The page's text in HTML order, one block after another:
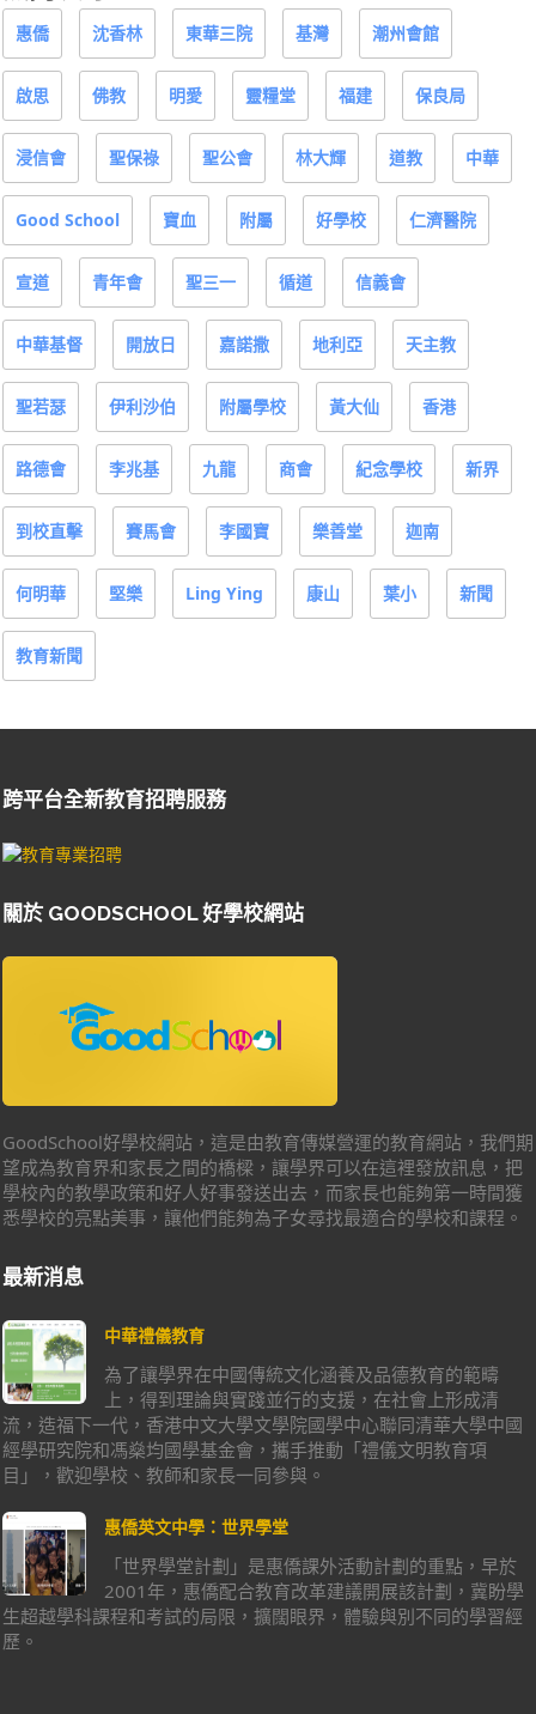
惠僑 沈香林 東華三院 基灣 潮州會館
啟思 佛教 明愛 靈糧堂 福建 保良局
浸信會 聖保祿 聖公會 林大輝 道教 中華
Good School 寶血 附屬 好學校 仁濟醫院
宣道 青年會 聖三一 循道 信義會
中華基督 開放日 嘉諾撒 地利亞 天主教
聖若瑟 伊利沙伯 附屬學校 黃大仙 香港
路德會 李兆基 九龍 商會 紀念學校 新界
到校直擊 賽馬會 李國寶 樂善堂 迦南
何明華 堅樂 Ling Ying 康山 葉小 新聞
教育新聞
跨平台全新教育招聘服務
關於 GOODSCHOOL 好學校網站
GoodSchool好學校網站，這是由教育傳媒營運的教育網站，我們期
望成為教育界和家長之間的橋樑，讓學界可以在這裡發放訊息，把
學校內的教學政策和好人好事發送出去，而家長也能夠第一時間獲
悉學校的亮點美事，讓他們能夠為子女尋找最適合的學校和課程。
最新消息
中華禮儀教育
為了讓學界在中國傳統文化涵養及品德教育的範疇
上，得到理論與實踐並行的支援，在社會上形成清
流，造福下一代，香港中文大學文學院國學中心聯同清華大學中國
經學研究院和馮燊均國學基金會，攜手推動「禮儀文明教育項
目」，歡迎學校、教師和家長一同參與。
惠僑英文中學：世界學堂
「世界學堂計劃」是惠僑課外活動計劃的重點，早於
2001年，惠僑配合教育改革建議開展該計劃，冀盼學
生超越學科課程和考試的局限，擴闊眼界，體驗與別不同的學習經
歷。